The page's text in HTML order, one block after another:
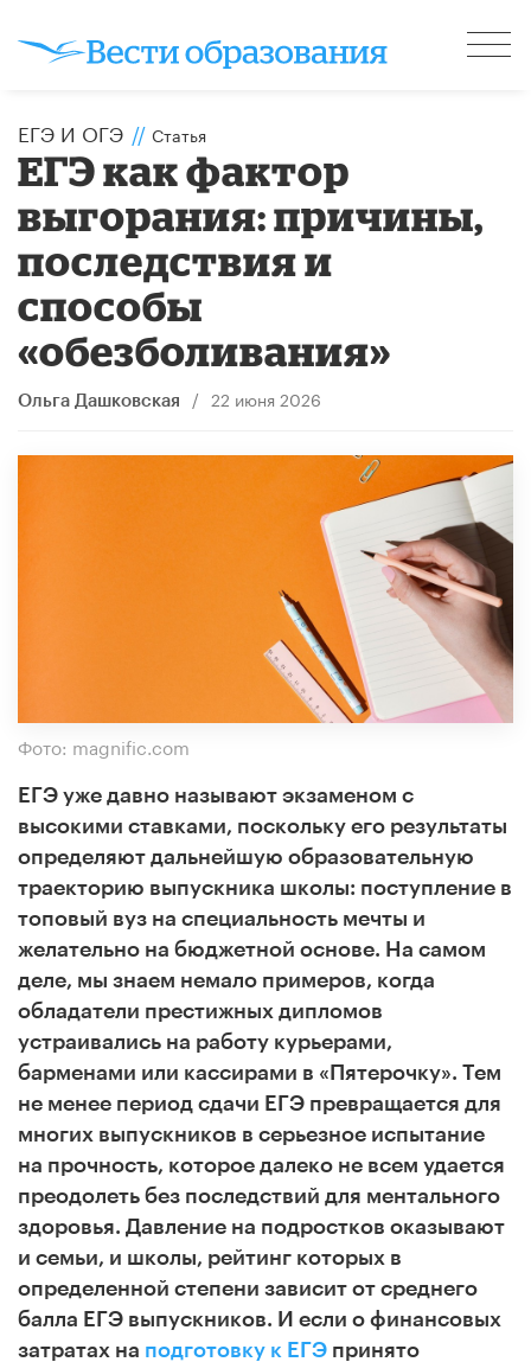
ЕГЭ И ОГЭ // Статья
​ЕГЭ как фактор
выгорания: причины,
последствия и
способы
«обезболивания»
Ольга Дашковская / 22 июня 2026
Фото: magnific.com
ЕГЭ уже давно называют экзаменом с
высокими ставками, поскольку его результаты
определяют дальнейшую образовательную
траекторию выпускника школы: поступление в
топовый вуз на специальность мечты и
желательно на бюджетной основе. На самом
деле, мы знаем немало примеров, когда
обладатели престижных дипломов
устраивались на работу курьерами,
барменами или кассирами в «Пятерочку». Тем
не менее период сдачи ЕГЭ превращается для
многих выпускников в серьезное испытание
на прочность, которое далеко не всем удается
преодолеть без последствий для ментального
здоровья. Давление на подростков оказывают
и семьи, и школы, рейтинг которых в
определенной степени зависит от среднего
балла ЕГЭ выпускников. И если о финансовых
затратах на подготовку к ЕГЭ принято